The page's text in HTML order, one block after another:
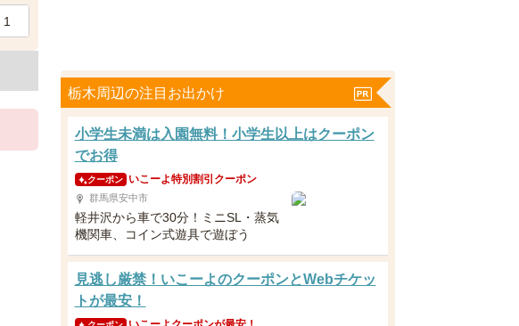
1
栃木周辺の注目お出かけ
小学生未満は入園無料！小学生以上はクーポン
でお得
クーポン いこーよ特別割引クーポン
群馬県安中市
軽井沢から車で30分！ミニSL・蒸気
機関車、コイン式遊具で遊ぼう
見逃し厳禁！いこーよのクーポンとWebチケッ
トが最安！